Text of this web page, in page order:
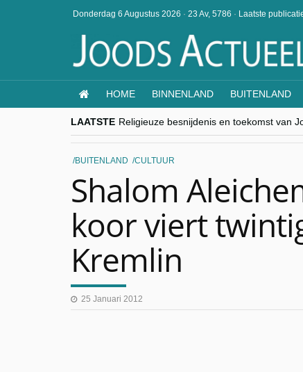
Donderdag 6 Augustus 2026 · 23 Av, 5786 · Laatste
HOME BINNENLAND BUITENLAND
LAATSTE Religieuze besnijdenis en toekomst van
“Besnijdenisdebat toont hoe moeilijk
CITYTRIP | ROEMENIË – Boekarest: de
“Vandaag zit elke Jood in België op de
BUITENLAND CULTUUR
Shalom
koor viert
Kremlin
25 Januari 2012